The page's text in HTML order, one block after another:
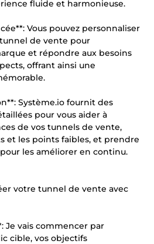
fluide et harmonieuse.
Vous pouvez personnaliser
de vente pour
et répondre aux besoins
offrant ainsi une
Système.io fournit des
pour vous aider à
de vos tunnels de vente,
et les points faibles, et prendre
les améliorer en continu.
votre tunnel de vente avec
Je vais commencer par
cible, vos objectifs